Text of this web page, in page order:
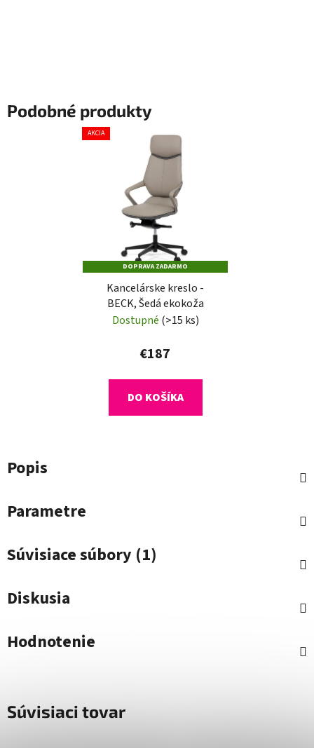
Podobné produkty
AKCIA
DOPRAVA ZADARMO
Kancelárske kreslo -
BECK, Šedá ekokoža
Dostupné (>15 ks)
€187
DO KOŠÍKA
Popis
Parametre
Súvisiace súbory (1)
Diskusia
Hodnotenie
Súvisiaci tovar